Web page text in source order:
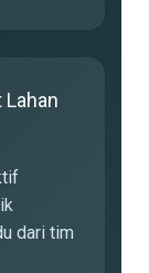
dari tim